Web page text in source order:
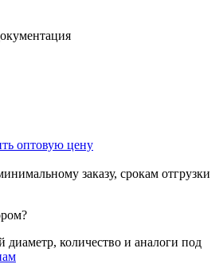
оптовую цену
заказу, срокам отгрузки
количество и аналоги под